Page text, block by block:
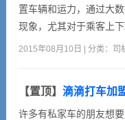
置车辆和运力，通过大
现象，尤其对于乘客上
公里不足1元，乘客有望
正规出租车、百秒内应
3、最新专...
2015年08月10日 | 分类： 司
【置顶】 滴滴打车加
许多有私家车的朋友想